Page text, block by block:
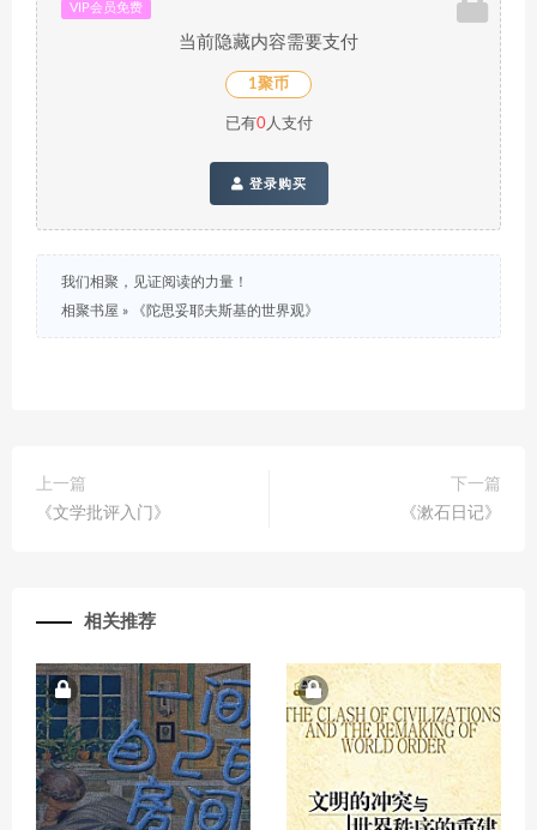
VIP会员免费
当前隐藏内容需要支付
1聚币
已有0人支付
登录购买
我们相聚，见证阅读的力量！
相聚书屋 » 《陀思妥耶夫斯基的世界观》
上一篇
《文学批评入门》
下一篇
《漱石日记》
相关推荐